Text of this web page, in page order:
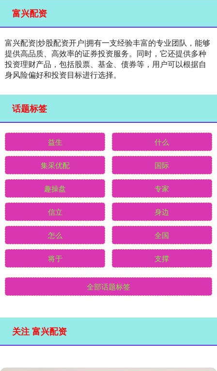
富兴配资
富兴配资|炒股配资开户|拥有一支经验丰富的专业团队，能够
提供高品质、高效率的证券投资服务。同时，它还提供多种
投资理财产品，包括股票、基金、债券等，用户可以根据自
身风险偏好和投资目标进行选择。
话题标签
益生 什么
集采优配 国际
趣操盘 专家
信立 身边
怎么 全国
将于 支撑
全部话题标签
关注 富兴配资